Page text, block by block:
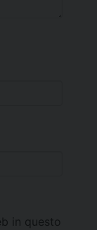
in questo